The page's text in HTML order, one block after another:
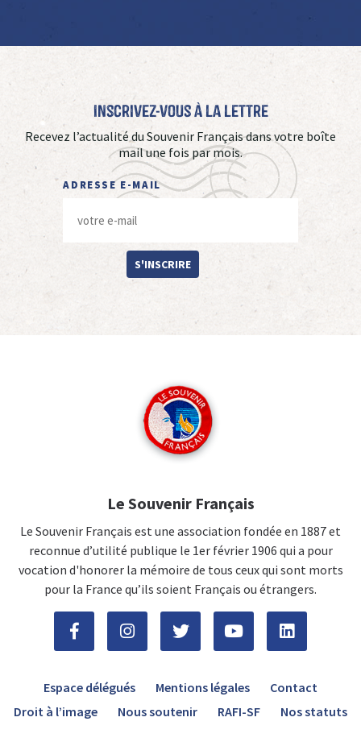
Inscrivez-vous à La Lettre
Recevez l’actualité du Souvenir Français dans votre boîte
mail une fois par mois.
ADRESSE E-MAIL
S'INSCRIRE
Le Souvenir Français
Le Souvenir Français est une association fondée en 1887 et
reconnue d’utilité publique le 1er février 1906 qui a pour
vocation d'honorer la mémoire de tous ceux qui sont morts
pour la France qu’ils soient Français ou étrangers.
Espace délégués Mentions légales
Contact
Droit à l’image
Nous soutenir RAFI-SF Nos statuts